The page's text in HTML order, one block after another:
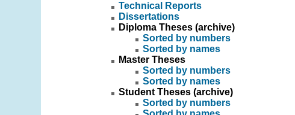
Technical Reports
Dissertations
Diploma Theses (archive)
Sorted by numbers
Sorted by names
Master Theses
Sorted by numbers
Sorted by names
Student Theses (archive)
Sorted by numbers